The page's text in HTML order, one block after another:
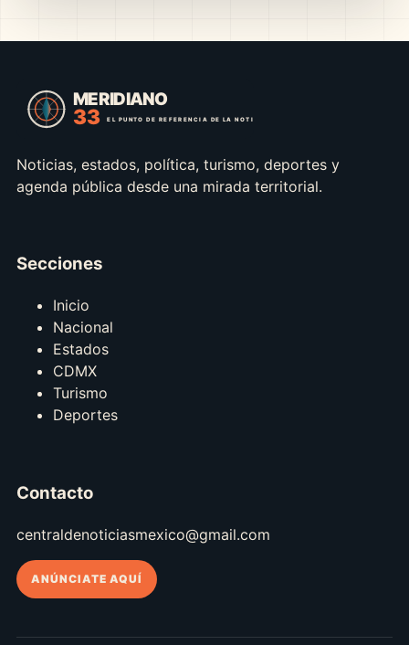
Noticias, estados, política, turismo, deportes y
agenda pública desde una mirada territorial.
Secciones
Inicio
Nacional
Estados
CDMX
Turismo
Deportes
Contacto
centraldenoticiasmexico@gmail.com
ANÚNCIATE AQUÍ